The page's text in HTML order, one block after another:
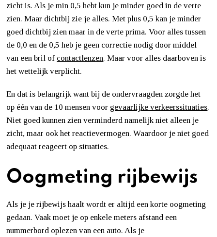
zicht is. Als je min 0,5 hebt kun je minder goed in de verte
zien. Maar dichtbij zie je alles. Met plus 0,5 kan je minder
goed dichtbij zien maar in de verte prima. Voor alles tussen
de 0,0 en de 0,5 heb je geen correctie nodig door middel
van een bril of contactlenzen. Maar voor alles daarboven is
het wettelijk verplicht.
En dat is belangrijk want bij de ondervraagden zorgde het
op één van de 10 mensen voor gevaarlijke verkeerssituaties.
Niet goed kunnen zien verminderd namelijk niet alleen je
zicht, maar ook het reactievermogen. Waardoor je niet goed
adequaat reageert op situaties.
Oogmeting rijbewijs
Als je je rijbewijs haalt wordt er altijd een korte oogmeting
gedaan. Vaak moet je op enkele meters afstand een
nummerbord oplezen van een auto. Als je